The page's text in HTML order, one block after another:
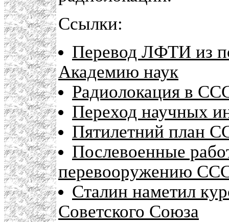
Ссылки:
Перевод ЛФТИ из
Академию наук
Радиолокация в
Переход научных
Пятилетний план
Послевоенные
перевооружению
Сталин наметил
Советского Союза